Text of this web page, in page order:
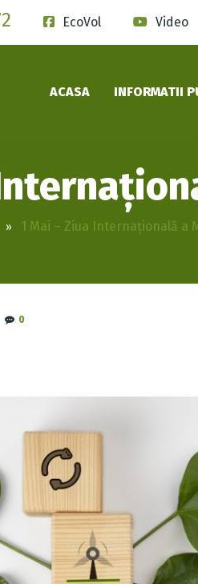
EcoVol Video
ACASA INFORMATII
1 Mai – Ziua Internațională a
0